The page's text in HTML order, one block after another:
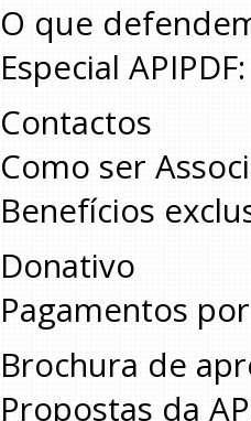
O que
Especial
Contactos
Como ser
Benefícios
Donativo
Pagamentos
Brochura de
Propostas da